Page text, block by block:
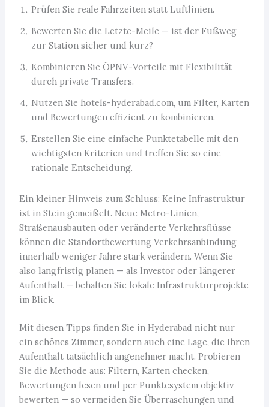
Prüfen Sie reale Fahrzeiten statt Luftlinien.
Bewerten Sie die Letzte-Meile — ist der Fußweg
zur Station sicher und kurz?
Kombinieren Sie ÖPNV-Vorteile mit Flexibilität
durch private Transfers.
Nutzen Sie hotels-hyderabad.com, um Filter, Karten
und Bewertungen effizient zu kombinieren.
Erstellen Sie eine einfache Punktetabelle mit den
wichtigsten Kriterien und treffen Sie so eine
rationale Entscheidung.
Ein kleiner Hinweis zum Schluss: Keine Infrastruktur
ist in Stein gemeißelt. Neue Metro-Linien,
Straßenausbauten oder veränderte Verkehrsflüsse
können die Standortbewertung Verkehrsanbindung
innerhalb weniger Jahre stark verändern. Wenn Sie
also langfristig planen — als Investor oder längerer
Aufenthalt — behalten Sie lokale Infrastrukturprojekte
im Blick.
Mit diesen Tipps finden Sie in Hyderabad nicht nur
ein schönes Zimmer, sondern auch eine Lage, die Ihren
Aufenthalt tatsächlich angenehmer macht. Probieren
Sie die Methode aus: Filtern, Karten checken,
Bewertungen lesen und per Punktesystem objektiv
bewerten — so vermeiden Sie Überraschungen und